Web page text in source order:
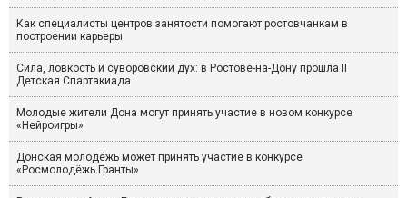
Как специалисты центров занятости помогают ростовчанкам в
построении карьеры
Сила, ловкость и суворовский дух: в Ростове-на-Дону прошла II
Детская Спартакиада
Молодые жители Дона могут принять участие в новом конкурсе
«Нейроигры»
Донская молодёжь может принять участие в конкурсе
«Росмолодёжь.Гранты»